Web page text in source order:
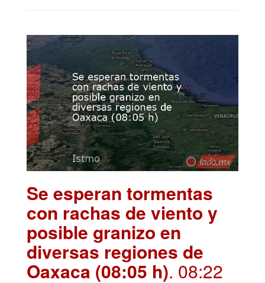
Se esperan tormentas
con rachas de viento y
posible granizo en
diversas regiones de
Oaxaca (08:05 h). 08:22